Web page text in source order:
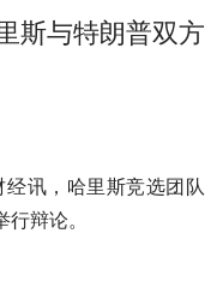
斯与特朗普双方
讯，哈里斯竞选团队
辩论。